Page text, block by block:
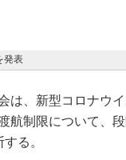
発表
は、新型コロナウ
航制限について、
る。